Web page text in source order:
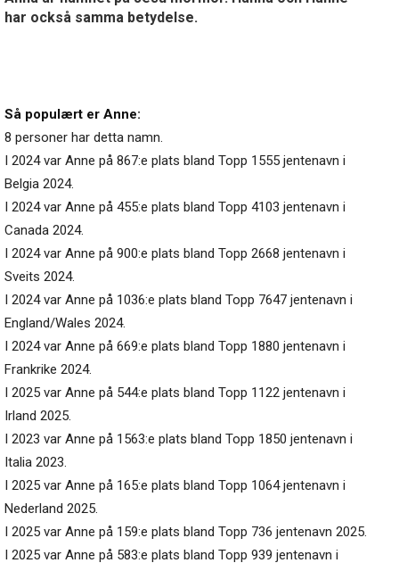
har också samma betydelse.
Så populært er Anne:
8 personer har detta namn.
I 2024 var Anne på 867:e plats bland Topp 1555 jentenavn i
Belgia 2024.
I 2024 var Anne på 455:e plats bland Topp 4103 jentenavn i
Canada 2024.
I 2024 var Anne på 900:e plats bland Topp 2668 jentenavn i
Sveits 2024.
I 2024 var Anne på 1036:e plats bland Topp 7647 jentenavn i
England/Wales 2024.
I 2024 var Anne på 669:e plats bland Topp 1880 jentenavn i
Frankrike 2024.
I 2025 var Anne på 544:e plats bland Topp 1122 jentenavn i
Irland 2025.
I 2023 var Anne på 1563:e plats bland Topp 1850 jentenavn i
Italia 2023.
I 2025 var Anne på 165:e plats bland Topp 1064 jentenavn i
Nederland 2025.
I 2025 var Anne på 159:e plats bland Topp 736 jentenavn 2025.
I 2025 var Anne på 583:e plats bland Topp 939 jentenavn i